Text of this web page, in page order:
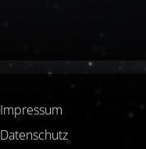
Impressum
Datenschutz